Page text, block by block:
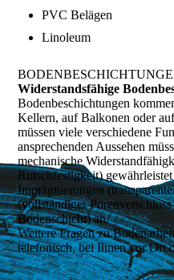
PVC Belägen
Linoleum
Widerstandsfähige
Bodenbeschichtungen
Kellern, auf Balkonen oder
müssen viele verschiedene
ansprechenden Aussehen
mechanische
Rutschfestigkeit)
Imprägnierungen
(vollständiger
Bodenschicht) an.
Weitere Fragen zu
telefonisch, bei Ihnen vor Ort